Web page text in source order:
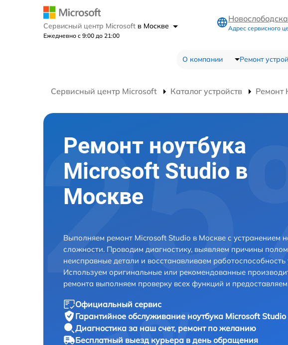
Сервисный центр Microsoft в Москве
Ежедневно с 9:00 до 21:00
Адрес сервисного
О компании Ремонт
Сервисный центр Microsoft Каталог устройств Ремонт
Ремонт ноутбука
Microsoft Studio в
Москве
Выполняем ремонт Microsoft Studio в Москве с устранением
сложности. Проводим диагностику, выявляем причины
неисправные детали и восстанавливаем работоспособность
Используем оригинальные или рекомендованные
ремонта выполняем проверку всех функций и
Официальный сервис
Гарантийное обслуживание ноутбука Microsoft Studio
Диагностика за наш счет, ремонт по желанию
Бесплатный выезд курьера в день обращения